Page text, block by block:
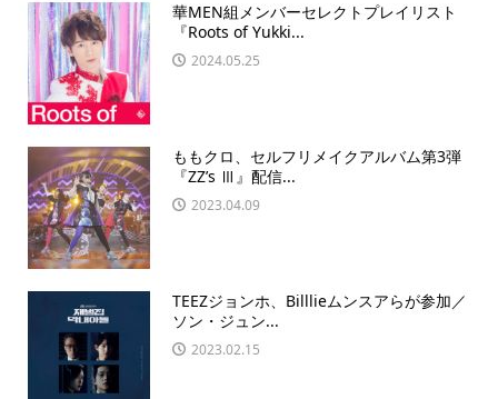
華MEN組メンバーセレクトプレイリスト
『Roots of Yukki...
2024.05.25
ももクロ、セルフリメイクアルバム第3弾
『ZZ’s Ⅲ』配信...
2023.04.09
TEEZジョンホ、Billlieムンスアらが参加／
ソン・ジュン...
2023.02.15